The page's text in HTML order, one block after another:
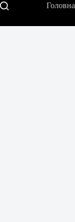
Головна